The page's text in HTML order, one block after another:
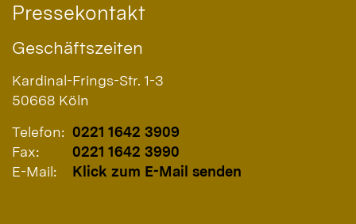
Pressekontakt
Geschäftszeiten
Kardinal-Frings-Str. 1-3
50668 Köln
Telefon: 0221 1642 3909
Fax:
0221 1642 3990
E-Mail:
Klick zum E-Mail senden